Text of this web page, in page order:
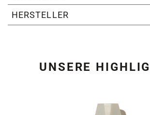
HERSTELLER
UNSERE